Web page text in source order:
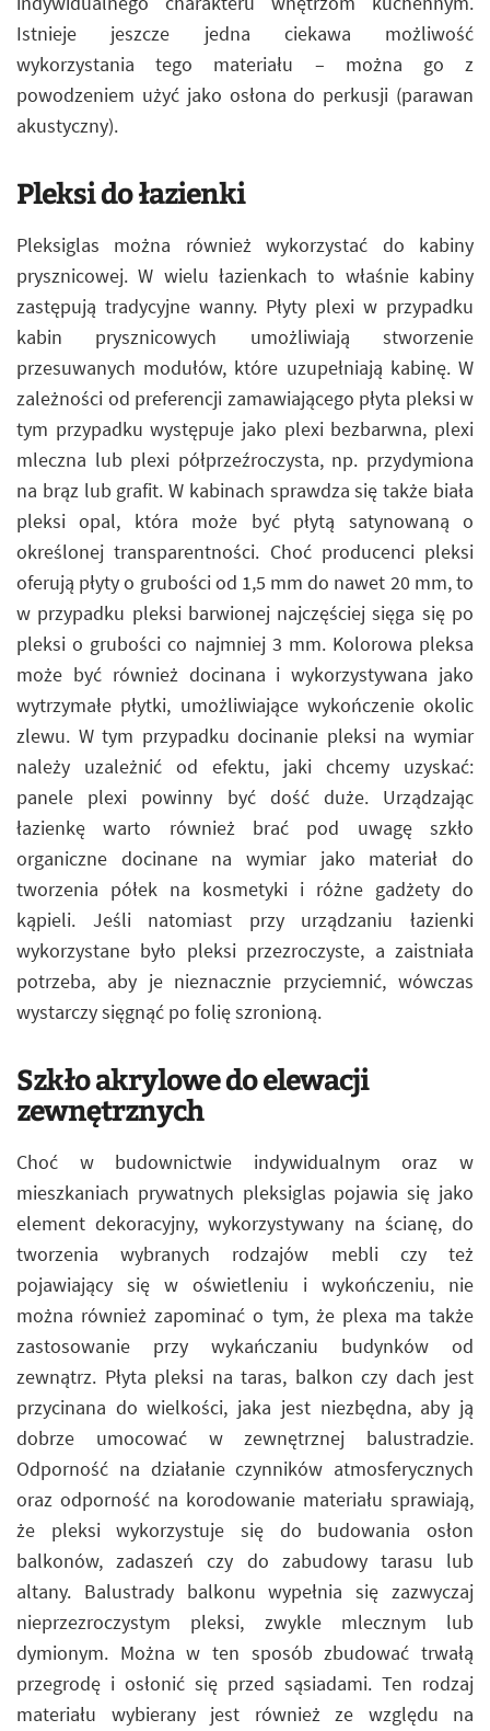
Istnieje jeszcze jedna ciekawa możliwość
wykorzystania tego materiału – można go z
powodzeniem użyć jako osłona do perkusji (parawan
akustyczny).
Pleksi do łazienki
Pleksiglas można również wykorzystać do kabiny
prysznicowej. W wielu łazienkach to właśnie kabiny
zastępują tradycyjne wanny. Płyty plexi w przypadku
kabin prysznicowych umożliwiają stworzenie
przesuwanych modułów, które uzupełniają kabinę. W
zależności od preferencji zamawiającego płyta pleksi w
tym przypadku występuje jako plexi bezbarwna, plexi
mleczna lub plexi półprzeźroczysta, np. przydymiona
na brąz lub grafit. W kabinach sprawdza się także biała
pleksi opal, która może być płytą satynowaną o
określonej transparentności. Choć producenci pleksi
oferują płyty o grubości od 1,5 mm do nawet 20 mm, to
w przypadku pleksi barwionej najczęściej sięga się po
pleksi o grubości co najmniej 3 mm. Kolorowa pleksa
może być również docinana i wykorzystywana jako
wytrzymałe płytki, umożliwiające wykończenie okolic
zlewu. W tym przypadku docinanie pleksi na wymiar
należy uzależnić od efektu, jaki chcemy uzyskać:
panele plexi powinny być dość duże. Urządzając
łazienkę warto również brać pod uwagę szkło
organiczne docinane na wymiar jako materiał do
tworzenia półek na kosmetyki i różne gadżety do
kąpieli. Jeśli natomiast przy urządzaniu łazienki
wykorzystane było pleksi przezroczyste, a zaistniała
potrzeba, aby je nieznacznie przyciemnić, wówczas
wystarczy sięgnąć po folię szronioną.
Szkło akrylowe do elewacji
zewnętrznych
Choć w budownictwie indywidualnym oraz w
mieszkaniach prywatnych pleksiglas pojawia się jako
element dekoracyjny, wykorzystywany na ścianę, do
tworzenia wybranych rodzajów mebli czy też
pojawiający się w oświetleniu i wykończeniu, nie
można również zapominać o tym, że plexa ma także
zastosowanie przy wykańczaniu budynków od
zewnątrz. Płyta pleksi na taras, balkon czy dach jest
przycinana do wielkości, jaka jest niezbędna, aby ją
dobrze umocować w zewnętrznej balustradzie.
Odporność na działanie czynników atmosferycznych
oraz odporność na korodowanie materiału sprawiają,
że pleksi wykorzystuje się do budowania osłon
balkonów, zadaszeń czy do zabudowy tarasu lub
altany. Balustrady balkonu wypełnia się zazwyczaj
nieprzezroczystym pleksi, zwykle mlecznym lub
dymionym. Można w ten sposób zbudować trwałą
przegrodę i osłonić się przed sąsiadami. Ten rodzaj
materiału wybierany jest również ze względu na